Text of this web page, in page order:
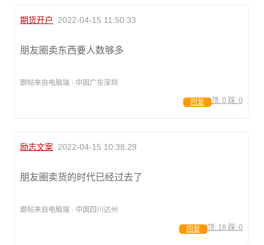
期货开户 2022-04-15 11:50:33
朋友圈卖东西要人数够多
跟帖来自电脑端 · 中国广东深圳
顶: 0 踩: 0
回复
励志文案 2022-04-15 10:38:29
朋友圈卖货的时代已经过去了
跟帖来自电脑端 · 中国四川达州
顶: 18 踩: 0
回复